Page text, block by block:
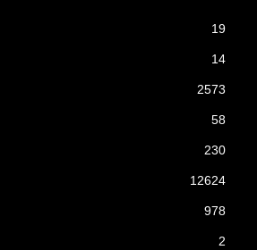
19
14
2573
58
230
12624
978
2